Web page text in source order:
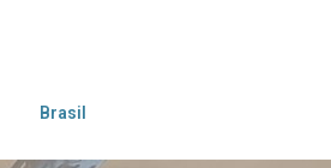
Brasil